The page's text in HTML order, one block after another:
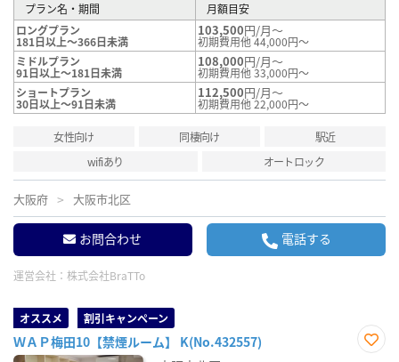
プラン名・期間
月額目安
ロングプラン
181日以上～366日未満
103,500円/月～
初期費用他 44,000円～
ミドルプラン
91日以上～181日未満
108,000円/月～
初期費用他 33,000円～
ショートプラン
30日以上～91日未満
112,500円/月～
初期費用他 22,000円～
女性向け 同棲向け
駅近
wifiあり
オートロック
大阪府 大阪市北区
お問合わせ 電話する
運営会社： 株式会社BraTTo
オススメ 割引キャンペーン
ＷＡＰ梅田10【禁煙ルーム】 K(No.432557)